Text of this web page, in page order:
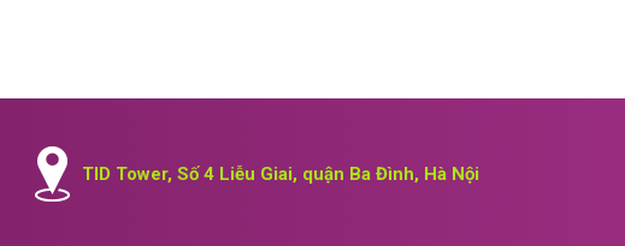
TID Tower, Số 4 Liễu Giai, quận Ba Đình, Hà Nội